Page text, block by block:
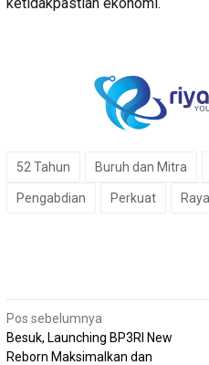
52 Tahun Buruh dan Mitra
Pengabdian Perkuat
Navigasi
pos
Pos sebelumnya
Besuk, Launching BP3RI New
Reborn Maksimalkan dan